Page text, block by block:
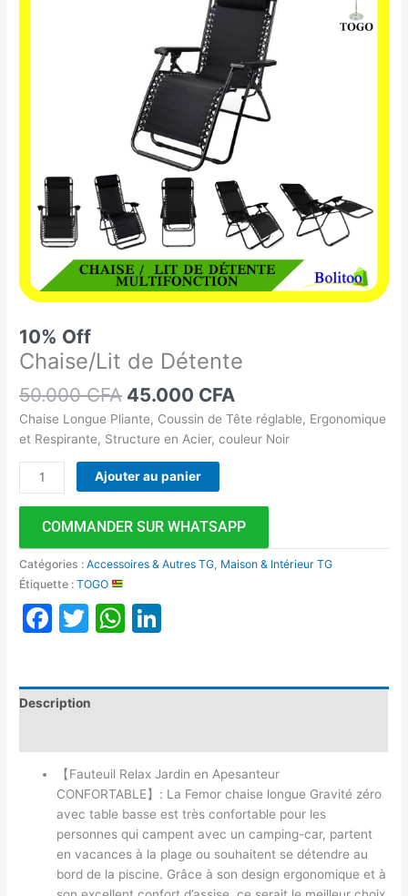
10% Off
Chaise/Lit de Détente
50.000CFA
50.000 CFA.
45.000 CFA
45.000 CFA.
Chaise Longue Pliante, Coussin de Tête réglable, Ergonomique
et Respirante, Structure en Acier, couleur Noir
Ajouter au panier
COMMANDER SUR WHATSAPP
Catégories :Accessoires & Autres TG Maison & Intérieur TG
Étiquette :TOGO
Facebook
TwitterWhatsApp
Description
【Fauteuil Relax Jardin en Apesanteur
CONFORTABLE】: La Femor chaise longue Gravité zéro
avec table basse est très confortable pour les
personnes qui campent avec un camping-car, partent
en vacances à la plage ou souhaitent se détendre au
bord de la piscine. Grâce à son design ergonomique et à